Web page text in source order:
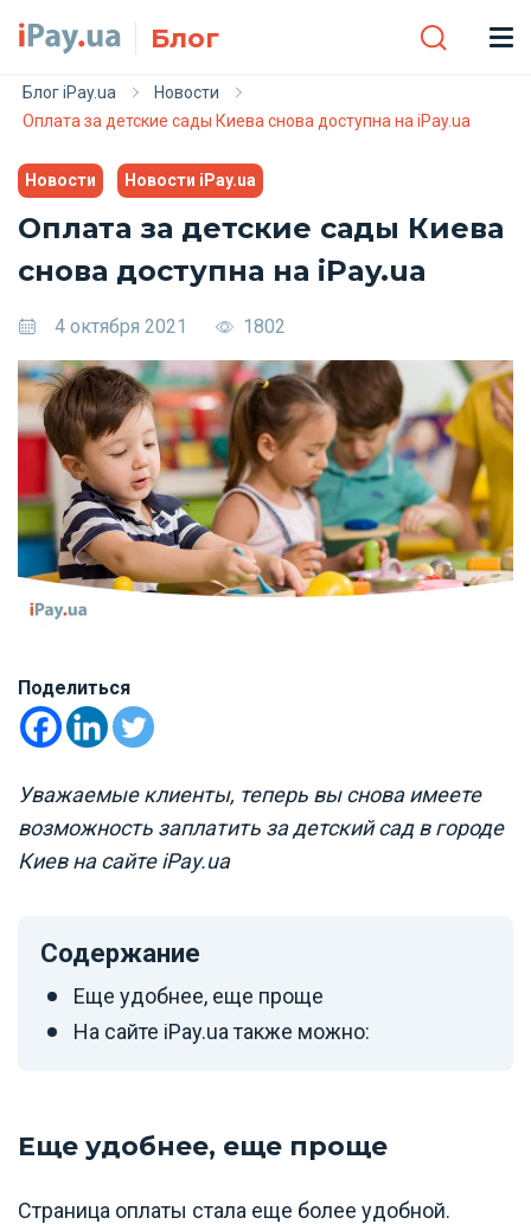
Блог
Блог iPay.ua
Новости
Оплата за детские сады Киева снова доступна на iPay.ua
Новости Новости iPay.ua
Оплата за детские сады Киева
снова доступна на iPay.ua
4 октября 2021 1802
Поделиться
Уважаемые клиенты, теперь вы снова имеете
возможность заплатить за детский сад в городе
Киев на сайте iPay.ua
Содержание
Еще удобнее, еще проще
На сайте iPay.ua также можно:
Еще удобнее, еще проще
Страница оплаты стала еще более удобной.